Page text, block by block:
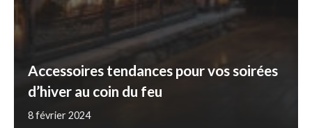
Accessoires tendances pour vos soirées
d’hiver au coin du feu
8 février 2024